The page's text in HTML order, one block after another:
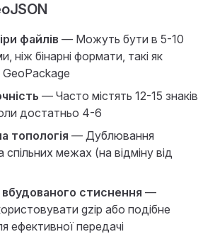
файлів — Можуть бути в 5-10
ніж бінарні формати, такі як
— Часто містять 12-15 знаків
достатньо 4-6
топологія — Дублювання
межах (на відміну від
вбудованого стиснення —
gzip або подібне
ефективної передачі